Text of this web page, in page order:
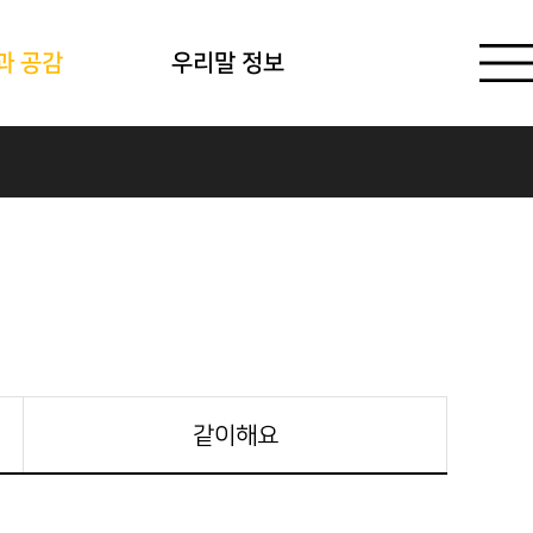
공감 우리말 정보
같이해요